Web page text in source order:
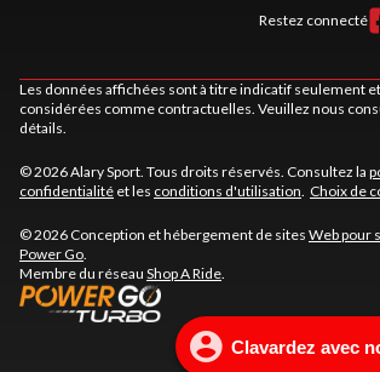
Restez connecté
Les données affichées sont à titre indicatif seulement
considérées comme contractuelles. Veuillez nous
détails.
© 2026 Alary Sport. Tous droits réservés. Consultez la
confidentialité et les conditions d'utilisation. Choix de
© 2026 Conception et hébergement de sites Web pour
Power Go.
Membre du réseau Shop A Ride.